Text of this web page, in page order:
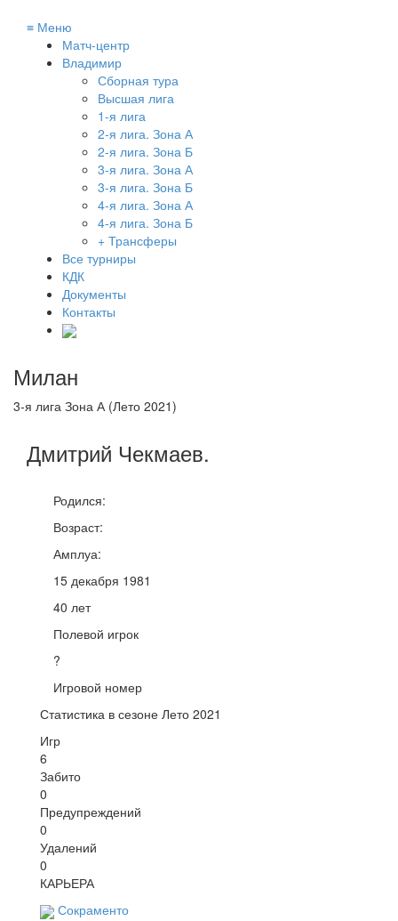
≡ Меню
Матч-центр
Владимир
Сборная тура
Высшая лига
1-я лига
2-я лига. Зона А
2-я лига. Зона Б
3-я лига. Зона А
3-я лига. Зона Б
4-я лига. Зона А
4-я лига. Зона Б
+ Трансферы
Все турниры
КДК
Документы
Контакты
Милан
3-я лига Зона А (Лето 2021)
Дмитрий Чекмаев.
Родился:
Возраст:
Амплуа:
15 декабря 1981
40 лет
Полевой игрок
?
Игровой номер
Статистика в сезоне Лето 2021
Игр
6
Забито
0
Предупреждений
0
Удалений
0
КАРЬЕРА
Сокраменто